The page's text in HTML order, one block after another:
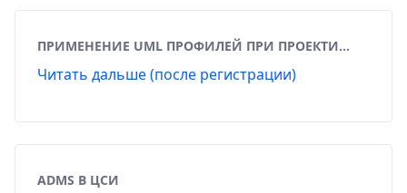
ПРИМЕНЕНИЕ UML ПРОФИЛЕЙ ПРИ ПРОЕКТИРОВАНИИ МОДЕЛЕЙ В СООТВЕТСТВИИ АРХИТЕКТУРОЙ, УПРАВЛЯЕМОЙ МОДЕЛЬЮ (MDA) (ПЛАН-ПРОСПЕКТ)
Читать дальше (после регистрации)
ADMS В ЦСИ